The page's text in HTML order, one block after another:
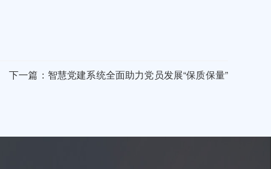
下一篇：智慧党建系统全面助力党员发展“保质保量”